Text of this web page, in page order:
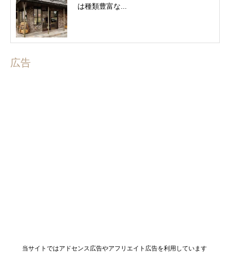
は種類豊富な...
広告
当サイトではアドセンス広告やアフリエイト広告を利用しています